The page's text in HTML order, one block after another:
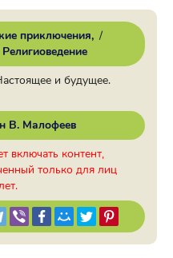
приключения /
Религиоведение
и будущее.
В. Малофеев
включать контент,
только для лиц